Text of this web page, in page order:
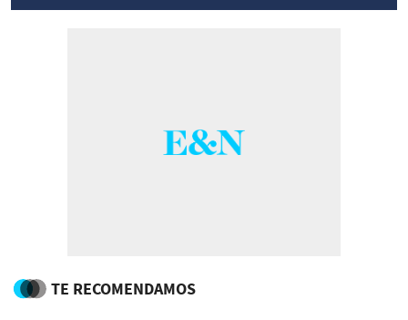
TE RECOMENDAMOS